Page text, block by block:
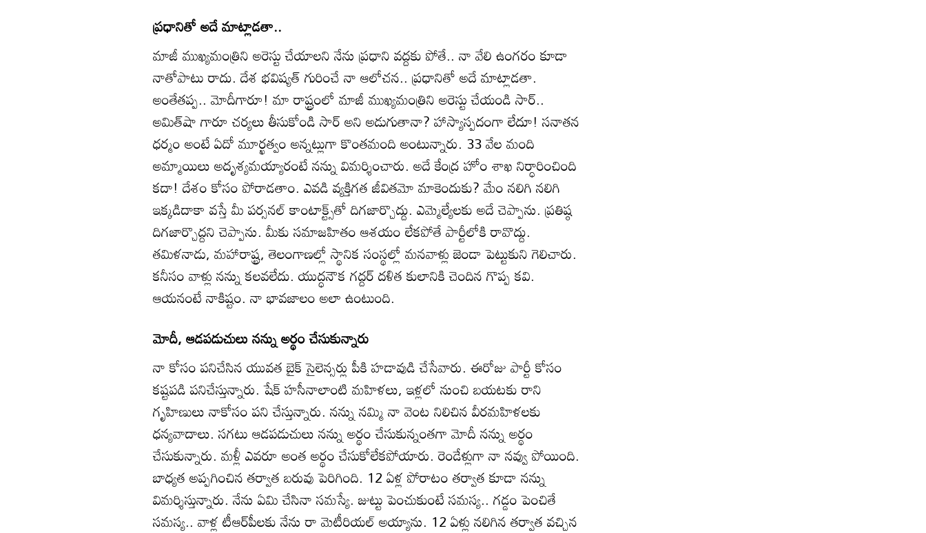
ప్రధానితో అదే మాట్లాడతా..
మాజీ ముఖ్యమంత్రిని అరెస్టు చేయాలని నేను ప్రధాని వద్దకు పోతే.. నా వేలి ఉంగరం కూడా
నాతోపాటు రాదు. దేశ భవిష్యత్‌ గురించే నా ఆలోచన.. ప్రధానితో అదే మాట్లాడతా.
అంతేతప్ప.. మోదీగారూ! మా రాష్ట్రంలో మాజీ ముఖ్యమంత్రిని అరెస్టు చేయండి సార్‌..
అమిత్‌షా గారూ చర్యలు తీసుకోండి సార్‌ అని అడుగుతానా? హాస్యాస్పదంగా లేదూ! సనాతన
ధర్మం అంటే ఏదో మూర్ఖత్వం అన్నట్లుగా కొంతమంది అంటున్నారు. 33 వేల మంది
అమ్మాయిలు అదృశ్యమయ్యారంటే నన్ను విమర్శించారు. అదే కేంద్ర హోం శాఖ నిర్ధారించింది
కదా! దేశం కోసం పోరాడతాం. ఎవడి వ్యక్తిగత జీవితమో మాకెందుకు? మేం నలిగి నలిగి
ఇక్కడిదాకా వస్తే మీ పర్సనల్‌ కాంటాక్ట్స్‌తో దిగజార్చొద్దు. ఎమ్మెల్యేలకు అదే చెప్పాను. ప్రతిష్ఠ
దిగజార్చొద్దని చెప్పాను. మీకు సమాజహితం ఆశయం లేకపోతే పార్టీలోకి రావొద్దు.
తమిళనాడు, మహారాష్ట్ర, తెలంగాణల్లో స్థానిక సంస్థల్లో మనవాళ్లు జెండా పెట్టుకుని గెలిచారు.
కనీసం వాళ్లు నన్ను కలవలేదు. యుద్ధనౌక గద్దర్‌ దళిత కులానికి చెందిన గొప్ప కవి.
ఆయనంటే నాకిష్టం. నా భావజాలం అలా ఉంటుంది.
మోదీ, ఆడపడుచులు నన్ను అర్థం చేసుకున్నారు
నా కోసం పనిచేసిన యువత బైక్‌ సైలెన్సర్లు పీకి హడావుడి చేసేవారు. ఈరోజు పార్టీ కోసం
కష్టపడి పనిచేస్తున్నారు. షేక్‌ హసీనాలాంటి మహిళలు, ఇళ్లలో నుంచి బయటకు రాని
గృహిణులు నాకోసం పని చేస్తున్నారు. నన్ను నమ్మి నా వెంట నిలిచిన వీరమహిళలకు
ధన్యవాదాలు. సగటు ఆడపడుచులు నన్ను అర్థం చేసుకున్నంతగా మోదీ నన్ను అర్థం
చేసుకున్నారు. మళ్లీ ఎవరూ అంత అర్థం చేసుకోలేకపోయారు. రెండేళ్లుగా నా నవ్వు పోయింది.
బాధ్యత అప్పగించిన తర్వాత బరువు పెరిగింది. 12 ఏళ్ల పోరాటం తర్వాత కూడా నన్ను
విమర్శిస్తున్నారు. నేను ఏమి చేసినా సమస్యే. జుట్టు పెంచుకుంటే సమస్య.. గడ్డం పెంచితే
సమస్య.. వాళ్ల టీఆర్‌పీలకు నేను రా మెటీరియల్‌ అయ్యాను. 12 ఏళ్లు నలిగిన తర్వాత వచ్చిన